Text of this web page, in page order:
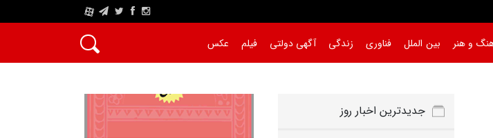
A
و هنر بین الملل فناوری زندگی آگهی دولتی فیلم عکس
جدیدترین اخبار روز